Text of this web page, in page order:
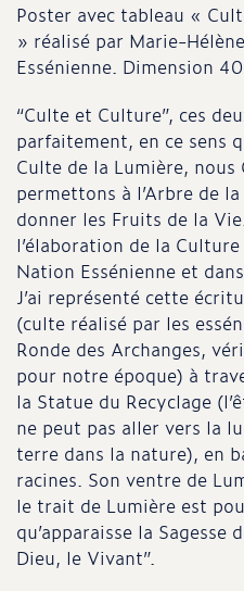
Poster avec tableau «
» réalisé par Marie-
Essénienne. Dimension
“Culte et Culture”, ces
parfaitement, en ce sens
Culte de la Lumière,
permettons à l’Arbre de
donner les Fruits de la
l’élaboration de la
Nation Essénienne et
J’ai représenté cette
(culte réalisé par les
Ronde des Archanges,
pour notre époque) à
la Statue du Recyclage
ne peut pas aller vers la
terre dans la nature), en
racines. Son ventre de
le trait de Lumière est
qu’apparaisse la
Dieu, le Vivant”.